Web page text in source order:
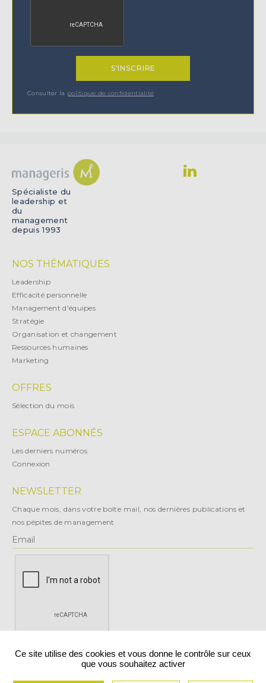
Consulter la politique de confidentialité
Spécialiste du
leadership et
du
management
depuis 1993
NOS THÉMATIQUES
Leadership
Efficacité personnelle
Management d'équipes
Stratégie
Organisation et changement
Ressources humaines
Marketing
OFFRES
Sélection du mois
ESPACE ABONNÉS
Les derniers numéros
Connexion
NEWSLETTER
Chaque mois, dans votre boîte mail, nos dernières publications et
nos pépites de management
Ce site utilise des cookies et vous donne le contrôle sur ceux
que vous souhaitez activer